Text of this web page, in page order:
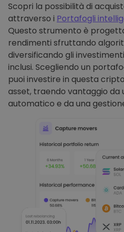
Scopri la possibilità di
attraverso i Portafogli
Questo strumento è
rendimenti sfruttando
diversificando gli
inclusi. Scegliendo un
puoi investire in questa
asset, traendo vantaggio da
automatico e da una